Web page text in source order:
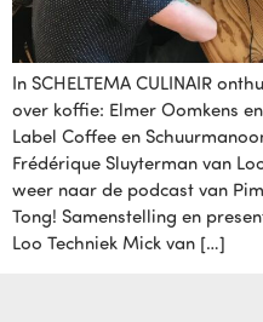
In SCHELTEMA CULINAIR
over koffie: Elmer Oomkens
Label Coffee en
Frédérique Sluyterman van
weer naar de podcast van
Tong! Samenstelling en
Loo Techniek Mick van […]